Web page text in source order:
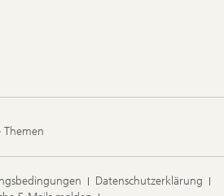
Themen
Datenschutzerklärung